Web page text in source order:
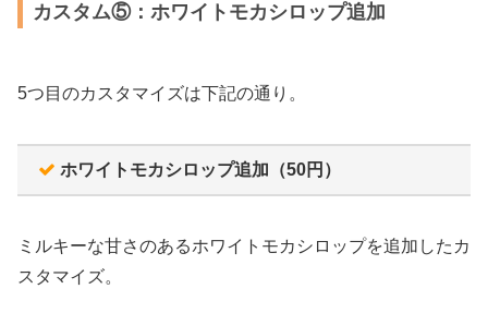
カスタム⑤：ホワイトモカシロップ追加
5つ目のカスタマイズは下記の通り。
ホワイトモカシロップ追加（50円）
ミルキーな甘さのあるホワイトモカシロップを追加したカ
スタマイズ。